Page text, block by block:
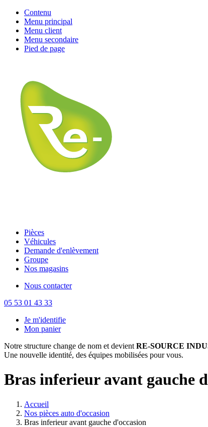
Contenu
Menu principal
Menu client
Menu secondaire
Pied de page
Pièces
Véhicules
Demande d'enlèvement
Groupe
Nos magasins
Nous contacter
05 53 01 43 33
Je m'identifie
Mon panier
Notre structure change de nom et devient RE-SOURCE
Une nouvelle identité, des équipes mobilisées pour vous.
Bras inferieur avant gauche
Accueil
Nos pièces auto d'occasion
Bras inferieur avant gauche d'occasion